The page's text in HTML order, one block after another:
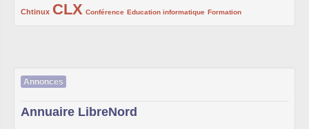
Chtinux
222/1002CLX
1002/1002 Conférence
132/1002 Education informatique
119/1002 Formation
168/1002
Annonces
Annuaire LibreNord